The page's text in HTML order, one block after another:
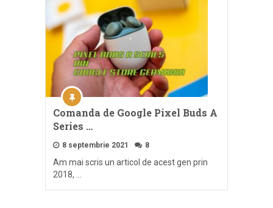
Comanda de Google Pixel Buds A
Series …
8 septembrie 2021 8
Am mai scris un articol de acest gen prin
2018, …